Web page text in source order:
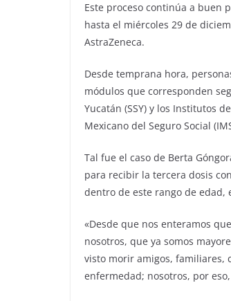
Este proceso continúa a buen
hasta el miércoles 29 de
AstraZeneca.
Desde temprana hora,
módulos que corresponden
Yucatán (SSY) y los Institutos
Mexicano del Seguro Social
Tal fue el caso de Berta
para recibir la tercera dosis
dentro de este rango de edad,
«Desde que nos enteramos
nosotros, que ya somos
visto morir amigos, familiares,
enfermedad; nosotros, por